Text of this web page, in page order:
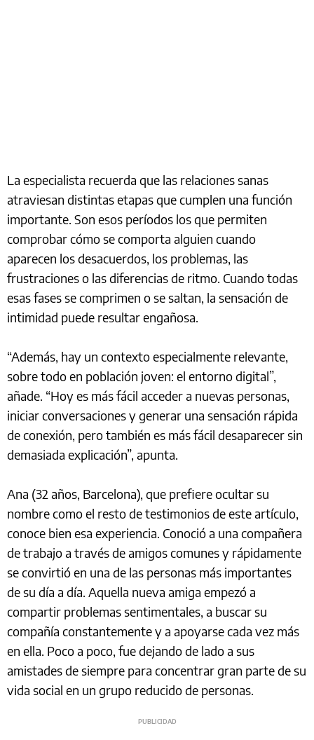
La especialista recuerda que las relaciones sanas
atraviesan distintas etapas que cumplen una función
importante. Son esos períodos los que permiten
comprobar cómo se comporta alguien cuando
aparecen los desacuerdos, los problemas, las
frustraciones o las diferencias de ritmo. Cuando todas
esas fases se comprimen o se saltan, la sensación de
intimidad puede resultar engañosa.
“Además, hay un contexto especialmente relevante,
sobre todo en población joven: el entorno digital”,
añade. “Hoy es más fácil acceder a nuevas personas,
iniciar conversaciones y generar una sensación rápida
de conexión, pero también es más fácil desaparecer sin
demasiada explicación”, apunta.
Ana (32 años, Barcelona), que prefiere ocultar su
nombre como el resto de testimonios de este artículo,
conoce bien esa experiencia. Conoció a una compañera
de trabajo a través de amigos comunes y rápidamente
se convirtió en una de las personas más importantes
de su día a día. Aquella nueva amiga empezó a
compartir problemas sentimentales, a buscar su
compañía constantemente y a apoyarse cada vez más
en ella. Poco a poco, fue dejando de lado a sus
amistades de siempre para concentrar gran parte de su
vida social en un grupo reducido de personas.